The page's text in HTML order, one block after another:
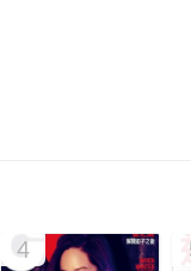
彿永遠能專注地看
此我們把拍攝場景
4